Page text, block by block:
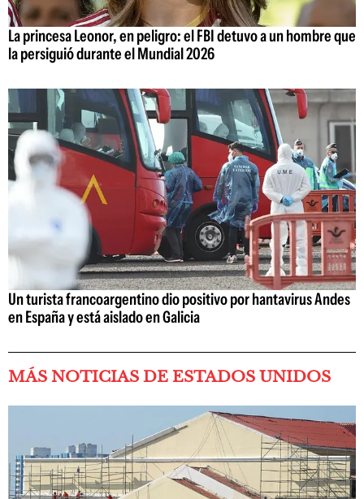
La princesa Leonor, en peligro: el FBI detuvo a un hombre que
la persiguió durante el Mundial 2026
Un turista francoargentino dio positivo por hantavirus Andes
en España y está aislado en Galicia
MÁS NOTICIAS DE ESTADOS UNIDOS